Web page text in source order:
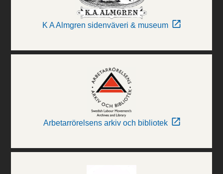
K A Almgren sidenväveri & museum
Arbetarrörelsens arkiv och bibliotek